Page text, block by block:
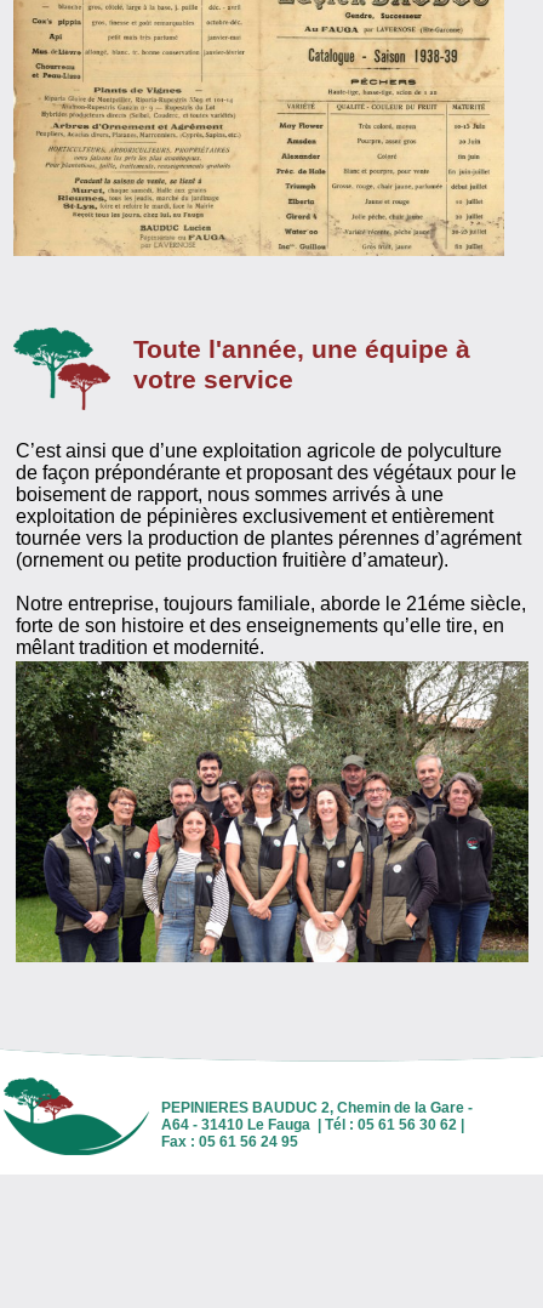
Toute l'année, une équipe à
votre service
C’est ainsi que d’une exploitation agricole de polyculture
de façon prépondérante et proposant des végétaux pour le
boisement de rapport, nous sommes arrivés à une
exploitation de pépinières exclusivement et entièrement
tournée vers la production de plantes pérennes d’agrément
(ornement ou petite production fruitière d’amateur).
Notre entreprise, toujours familiale, aborde le 21éme siècle,
forte de son histoire et des enseignements qu’elle tire, en
mêlant tradition et modernité.
PEPINIERES BAUDUC 2, Chemin de la Gare -
A64 - 31410 Le Fauga | Tél : 05 61 56 30 62 |
Fax : 05 61 56 24 95